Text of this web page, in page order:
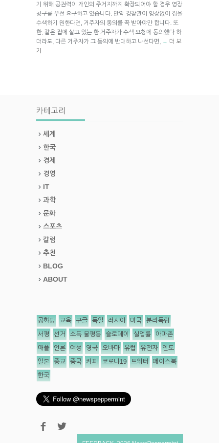
기 위해 공권력이 개인의 주거지까지 확장되어야 할 경우 영장
청구를 우선 요구하고 있습니다. 만약 경찰관이 영장없이 집을
수색하기 원한다면, 거주자의 동의를 꼭 받아야만 합니다. 또
한, 같은 집에 살고 있는 한 거주자가 수색 요청에 동의했다 하
더라도, 다른 거주자가 그 동의에 반대하고 나선다면,
→ 더 보
기
카테고리
세계
한국
경제
경영
IT
과학
문화
스포츠
칼럼
추천
BLOG
ABOUT
공화당 교육 구글 독일 러시아 미국 분리독립
서평 선거 소득 불평등 슬로데이 실업률 아마존
애플 언론 여성 영국 오바마 유럽 유전자 인도
일본 종교 중국 커피 코로나19 트위터 페이스북
한국